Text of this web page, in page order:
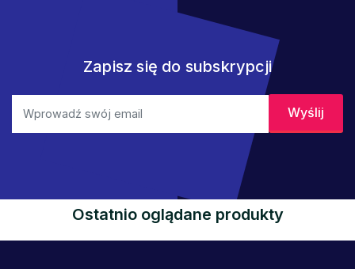
Zapisz się do subskrypcji
Ostatnio oglądane produkty